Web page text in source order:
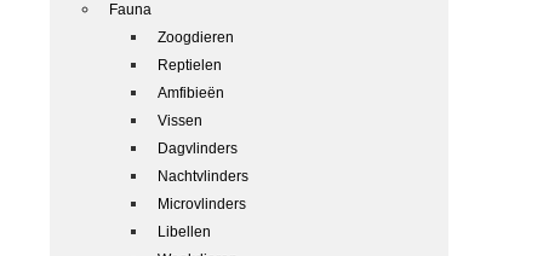
Fauna
Zoogdieren
Reptielen
Amfibieën
Vissen
Dagvlinders
Nachtvlinders
Microvlinders
Libellen